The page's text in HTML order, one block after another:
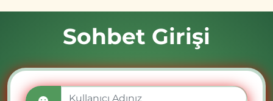
Sohbet Girişi